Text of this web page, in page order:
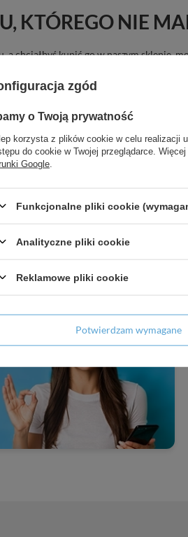
KTÓREGO NIE
a chciałbyś kupić go w naszym sklepie,
zgód
o Twoją prywatność
korzysta z plików cookie w celu realizacji
do cookie w Twojej przeglądarce.
Google
Funkcjonalne pliki cookie
Analityczne pliki cookie
Reklamowe pliki cookie
Potwierdzam wymagane